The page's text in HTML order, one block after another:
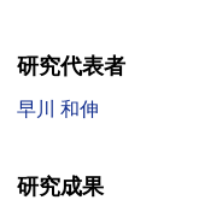
研究代表者
早川 和伸
研究成果